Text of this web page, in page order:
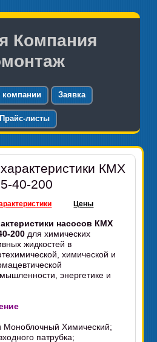
Компания
компании Заявка
Прайс-листы
КМХ
40-200
Цены
насосов КМХ
200 для химических
жидкостей в
химической и
энергетике и
Химический;
патрубка;